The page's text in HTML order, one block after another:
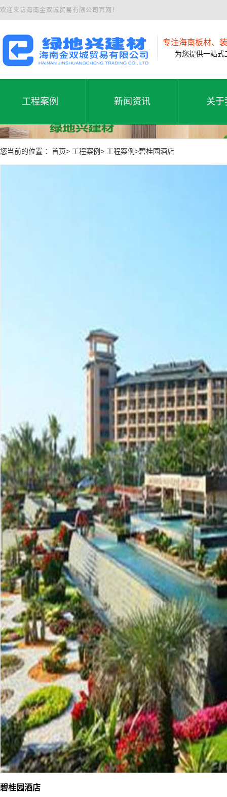
欢迎来访海南金双诚贸易有限公司官网！
专注海南板材、
为您提供一站式
工程案例
工程案例
工程案例
新闻资讯
新闻资讯
公司新闻
行业动态
关于
公
您当前的位置 ：首页> 工程案例> 工程案例>碧桂园酒店
碧桂园酒店